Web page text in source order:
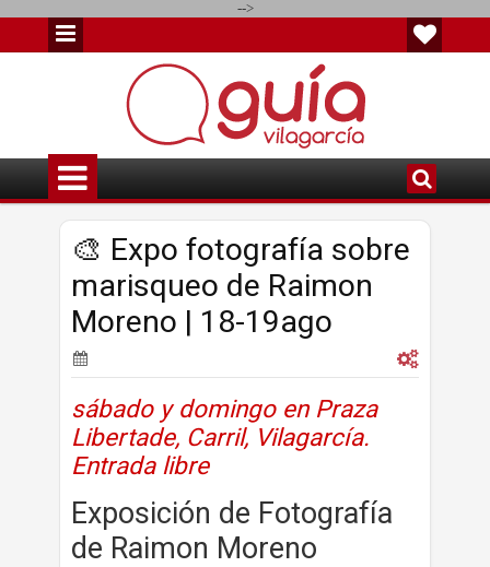
-->
🎨 Expo fotografía sobre
marisqueo de Raimon
Moreno | 18-19ago
sábado y domingo en Praza
Libertade, Carril, Vilagarcía.
Entrada libre
Exposición de Fotografía
de Raimon Moreno